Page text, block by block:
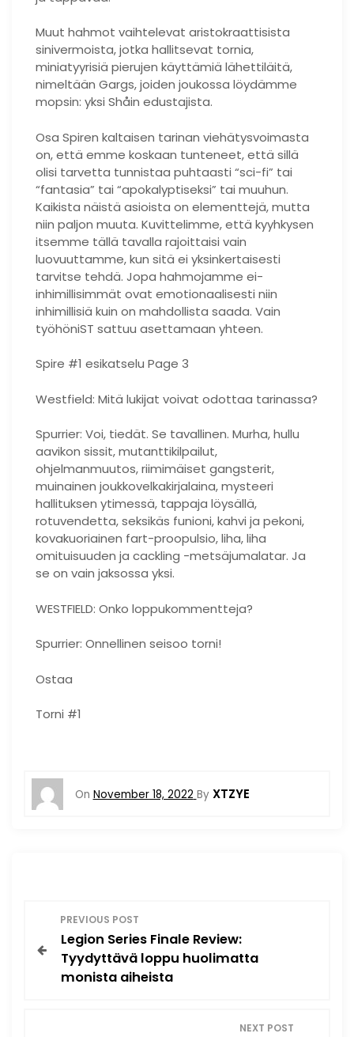
Muut hahmot vaihtelevat aristokraattisista
sinivermoista, jotka hallitsevat tornia,
miniatyyrisiä pierujen käyttämiä lähettiläitä,
nimeltään Gargs, joiden joukossa löydämme
mopsin: yksi Shåin edustajista.
Osa Spiren kaltaisen tarinan viehätysvoimasta
on, että emme koskaan tunteneet, että sillä
olisi tarvetta tunnistaa puhtaasti “sci-fi” tai
“fantasia” tai “apokalyptiseksi” tai muuhun.
Kaikista näistä asioista on elementtejä, mutta
niin paljon muuta. Kuvittelimme, että kyyhkysen
itsemme tällä tavalla rajoittaisi vain
luovuuttamme, kun sitä ei yksinkertaisesti
tarvitse tehdä. Jopa hahmojamme ei-
inhimillisimmät ovat emotionaalisesti niin
inhimillisiä kuin on mahdollista saada. Vain
työhöniST sattuu asettamaan yhteen.
Spire #1 esikatselu Page 3
Westfield: Mitä lukijat voivat odottaa tarinassa?
Spurrier: Voi, tiedät. Se tavallinen. Murha, hullu
aavikon sissit, mutanttikilpailut,
ohjelmanmuutos, riimimäiset gangsterit,
muinainen joukkovelkakirjalaina, mysteeri
hallituksen ytimessä, tappaja löysällä,
rotuvendetta, seksikäs funioni, kahvi ja pekoni,
kovakuoriainen fart-proopulsio, liha, liha
omituisuuden ja cackling -metsäjumalatar. Ja
se on vain jaksossa yksi.
WESTFIELD: Onko loppukommentteja?
Spurrier: Onnellinen seisoo torni!
Ostaa
Torni #1
On November 18, 2022 By XTZYE
o
PREVIOUS POST
Legion Series Finale Review:
Tyydyttävä loppu huolimatta
monista aiheista
NEXT POST